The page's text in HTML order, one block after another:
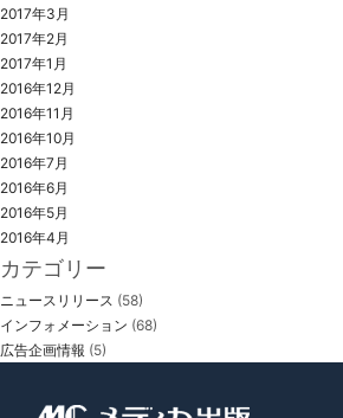
2017年3月
2017年2月
2017年1月
2016年12月
2016年11月
2016年10月
2016年7月
2016年6月
2016年5月
2016年4月
カテゴリー
ニュースリリース (58)
インフォメーション (68)
広告企画情報 (5)